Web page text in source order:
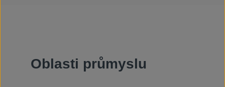
Oblasti průmyslu